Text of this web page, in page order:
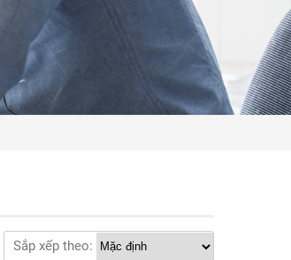
Sắp xếp theo: